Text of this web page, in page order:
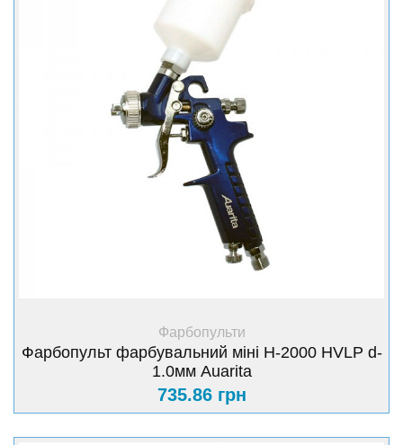
+ Купити
Фарбопульти
Фарбопульт фарбувальний міні H-2000 HVLP d-
1.0мм Auarita
735.86 грн